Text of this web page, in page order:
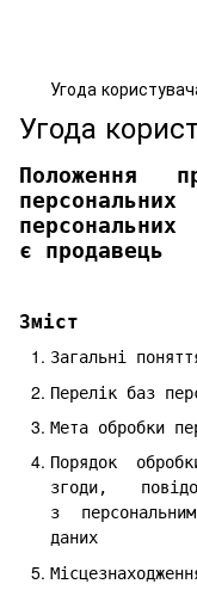
Угода
Угода
Положення
є продавець
Зміст
Загальні
Перелік баз
Мета обробки
Порядок
згоди,
з
даних